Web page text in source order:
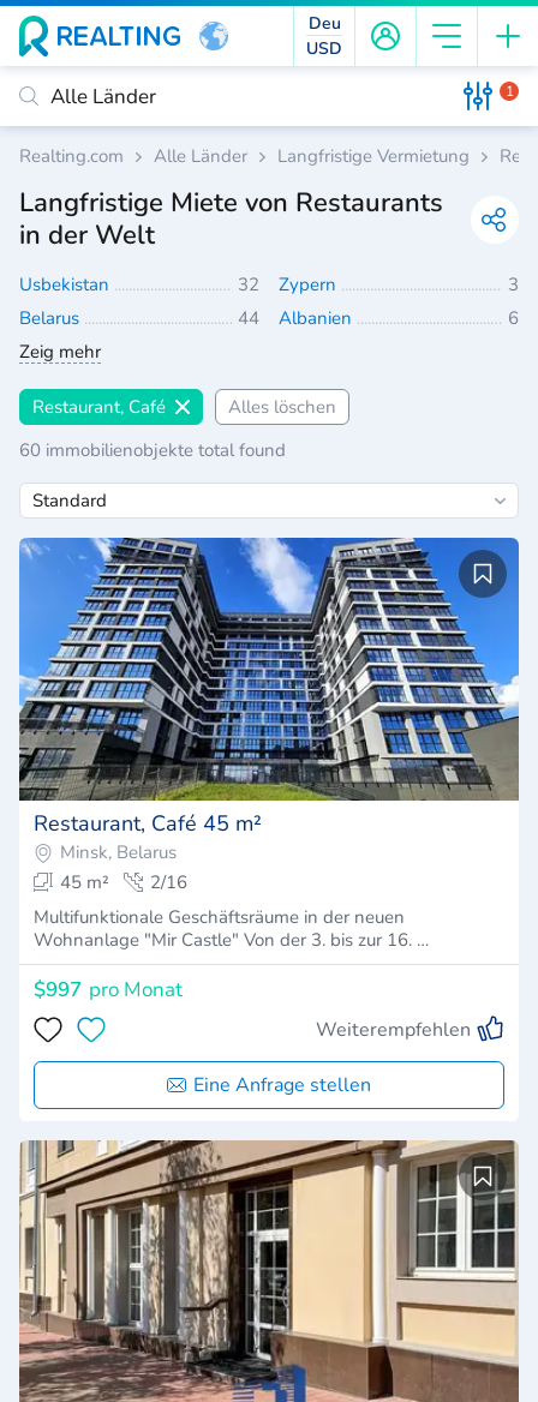
Deu
USD
1
Realting.com Alle Länder Langfristige Vermietung
Langfristige Miete von Restaurants
in der Welt
Usbekistan 32 Zypern
3
Belarus
44 Albanien
6
Zeig mehr
Restaurant, Café
Alles löschen
60 immobilienobjekte total found
Restaurant, Café 45 m²
Minsk, Belarus
45 m²
2/16
Multifunktionale Geschäftsräume in der neuen
Wohnanlage "Mir Castle" Von der 3. bis zur 16. …
$997 pro Monat
Weiterempfehlen
Eine Anfrage stellen